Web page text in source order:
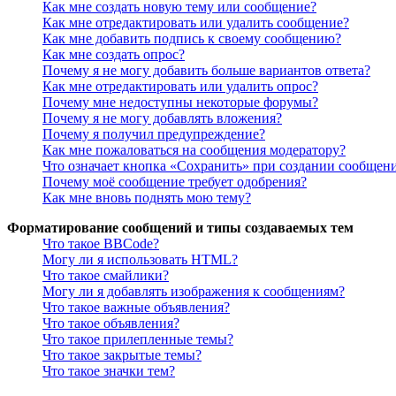
Как мне создать новую тему или сообщение?
Как мне отредактировать или удалить сообщение?
Как мне добавить подпись к своему сообщению?
Как мне создать опрос?
Почему я не могу добавить больше вариантов ответа?
Как мне отредактировать или удалить опрос?
Почему мне недоступны некоторые форумы?
Почему я не могу добавлять вложения?
Почему я получил предупреждение?
Как мне пожаловаться на сообщения модератору?
Что означает кнопка «Сохранить» при создании
Почему моё сообщение требует одобрения?
Как мне вновь поднять мою тему?
Форматирование сообщений и типы создаваемых тем
Что такое BBCode?
Могу ли я использовать HTML?
Что такое смайлики?
Могу ли я добавлять изображения к сообщениям?
Что такое важные объявления?
Что такое объявления?
Что такое прилепленные темы?
Что такое закрытые темы?
Что такое значки тем?